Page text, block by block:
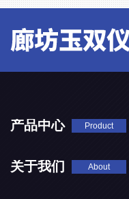
产品中心 Product
关于我们 About